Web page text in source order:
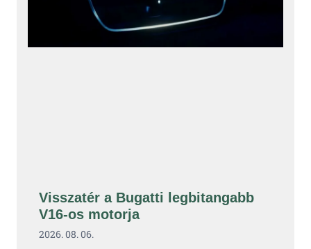
Visszatér a Bugatti legbitangabb
V16-os motorja
2026. 08. 06.